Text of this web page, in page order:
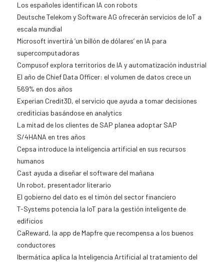
Los españoles identifican IA con robots
Deutsche Telekom y Software AG ofrecerán servicios de IoT a
escala mundial
Microsoft invertirá ‘un billón de dólares’ en IA para
supercomputadoras
Compusof explora territorios de IA y automatización industrial
El año de Chief Data Officer: el volumen de datos crece un
569% en dos años
Experian Credit3D, el servicio que ayuda a tomar decisiones
crediticias basándose en analytics
La mitad de los clientes de SAP planea adoptar SAP
S/4HANA en tres años
Cepsa introduce la inteligencia artificial en sus recursos
humanos
Cast ayuda a diseñar el software del mañana
Un robot, presentador literario
El gobierno del dato es el timón del sector financiero
T-Systems potencia la IoT para la gestión inteligente de
edificios
CaReward, la app de Mapfre que recompensa a los buenos
conductores
Ibermática aplica la Inteligencia Artificial al tratamiento del